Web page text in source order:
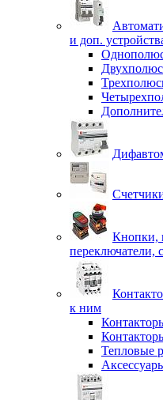
и доп.
Кнопки,
переключатели,
к ним
Тепловые